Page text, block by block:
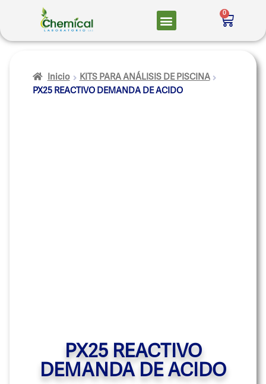
0
Inicio
KITS PARA ANÁLISIS DE PISCINA
PX25 REACTIVO DEMANDA DE ACIDO
PX25 REACTIVO
DEMANDA DE ACIDO